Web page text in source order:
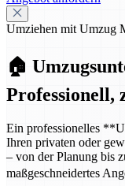
Umziehen mit Umzug
🏠
Professionell,
Ein professionelles
Ihren privaten oder
– von der Planung bis
maßgeschneidertes